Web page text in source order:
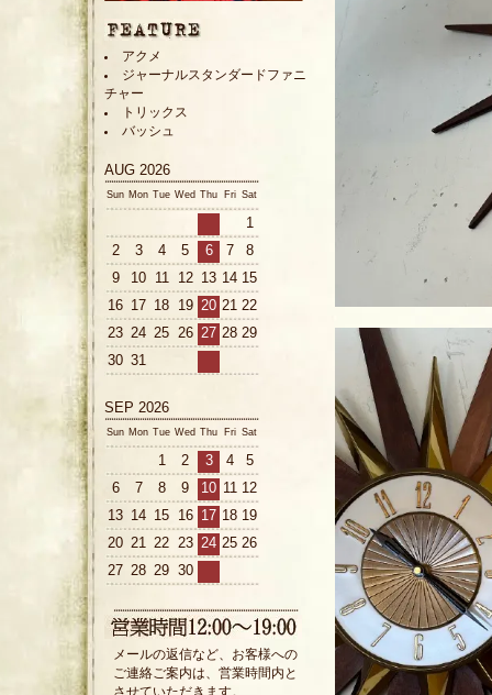
アクメ
ジャーナルスタンダードファニ
チャー
トリックス
バッシュ
AUG 2026
Sun Mon Tue Wed Thu Fri Sat
1
2
3 4 5 6 7
8
9
10 11 12 13 14 15
16 17 18 19 20 21 22
23 24 25 26 27 28 29
30 31
SEP 2026
Sun Mon Tue Wed Thu Fri Sat
1 2 3 4
5
6
7 8 9 10 11 12
13 14 15 16 17 18 19
20 21 22 23 24 25 26
27 28 29 30
メールの返信など、お客様への
ご連絡ご案内は、営業時間内と
させていただきます。